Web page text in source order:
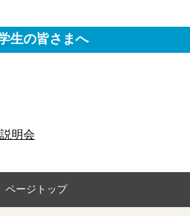
生の皆さまへ
明会
ページトップ